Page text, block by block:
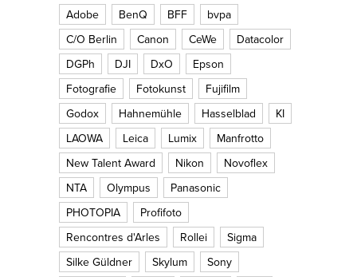
Adobe BenQ BFF
bvpa
C/O Berlin
Canon CeWe
Datacolor
DGPh
DJI DxO
Epson
Fotografie
Fotokunst
Fujifilm
Godox
Hahnemühle Hasselblad
KI
LAOWA
Leica Lumix
Manfrotto
New Talent Award
Nikon
Novoflex
NTA
Olympus
Panasonic
PHOTOPIA
Profifoto
Rencontres d'Arles
Rollei
Sigma
Silke Güldner
Skylum
Sony